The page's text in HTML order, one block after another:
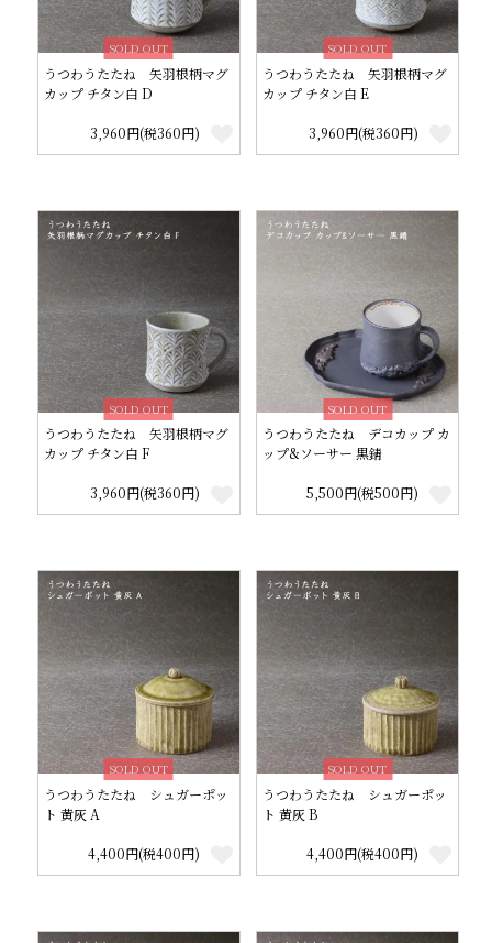
SOLD OUT
うつわうたたね 矢羽根柄マグ
カップ チタン白 D
3,960円(税360円)
SOLD OUT
うつわうたたね 矢羽根柄マグ
カップ チタン白 E
3,960円(税360円)
SOLD OUT
うつわうたたね 矢羽根柄マグ
カップ チタン白 F
3,960円(税360円)
SOLD OUT
うつわうたたね デコカップ カ
ップ&ソーサー 黒錆
5,500円(税500円)
SOLD OUT
うつわうたたね シュガーポッ
ト 黄灰 A
4,400円(税400円)
SOLD OUT
うつわうたたね シュガーポッ
ト 黄灰 B
4,400円(税400円)